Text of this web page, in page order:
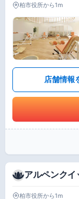
柏市役所から1m
店舗情報
アルペンク
柏市役所から1m